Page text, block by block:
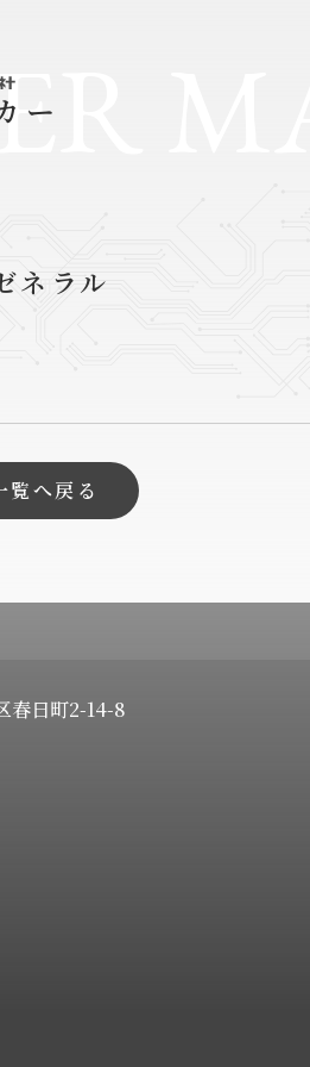
ー
ネラル
覧へ戻る
春日町2-14-8